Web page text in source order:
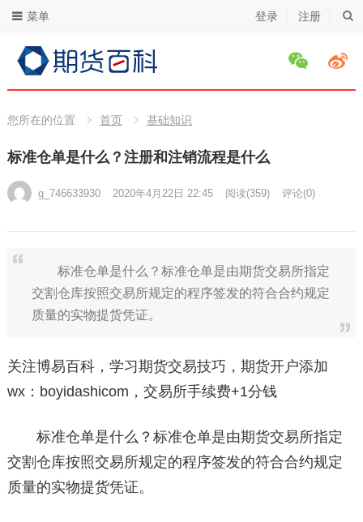
登录 注册
菜单
您所在的位置 首页 基础知识
标准仓单是什么？注册和注销流程是什么
g_746633930 2020年4月22日 22:45 阅读(359) 评论(0)
标准仓单是什么？标准仓单是由期货交易所指定
交割仓库按照交易所规定的程序签发的符合合约规定
质量的实物提货凭证。
关注博易百科，学习期货交易技巧，期货开户添加
wx：boyidashicom，交易所手续费+1分钱
标准仓单是什么？标准仓单是由期货交易所指定
交割仓库按照交易所规定的程序签发的符合合约规定
质量的实物提货凭证。